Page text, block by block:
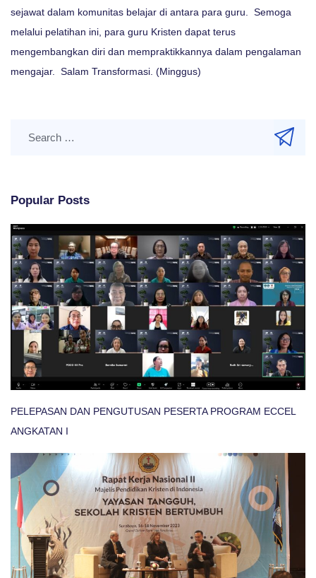
sejawat dalam komunitas belajar di antara para guru. Semoga
melalui pelatihan ini, para guru Kristen dapat terus
mengembangkan diri dan mempraktikkannya dalam pengalaman
mengajar. Salam Transformasi. (Minggus)
Popular Posts
PELEPASAN DAN PENGUTUSAN PESERTA PROGRAM ECCEL
ANGKATAN I